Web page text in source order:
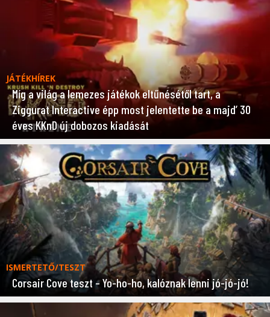
JÁTÉKHÍREK
Míg a világ a lemezes játékok eltűnésétől tart, a
Ziggurat Interactive épp most jelentette be a majd’ 30
éves KKnD új dobozos kiadását
ISMERTETŐ/TESZT
Corsair Cove teszt – Yo-ho-ho, kalóznak lenni jó-jó-jó!